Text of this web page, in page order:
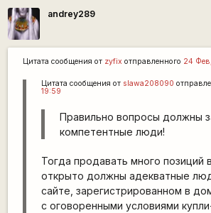
andrey289
Цитата сообщения от zyfix отправленного 24
Цитата сообщения от slawa208090
19:59
Правильно вопросы должны
компетентные люди!
Тогда продавать много позиций
открыто должны адекватные
сайте, зарегистрированном в
с оговоренными условиями